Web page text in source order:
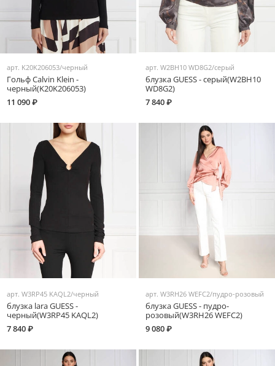
арт. K20K206053/черный
Гольф Calvin Klein -
черный(K20K206053)
11 090 ₽
арт. W2BH10 WD8G2/серый
блузка GUESS - серый(W2BH10
WD8G2)
7 840 ₽
арт.W3RP45 KAQL2/черный
блузка lara GUESS -
черный(W3RP45 KAQL2)
7 840 ₽
арт. W3RH26 WEFC2/пудро-розовый
блузка GUESS - пудро-
розовый(W3RH26 WEFC2)
9 080 ₽